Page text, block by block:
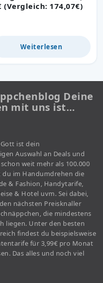
(Vergleich: 174,07€)
Weiterlesen
Deine
mit uns ist…
ist dein
Auswahl an Deals und
weit mehr als 100.000
du im Handumdrehen die
& Fashion, Handytarife,
& Hotel uvm. Sei dabei,
nächsten Preisknaller
die mindestens
liegen. Unter den besten
findest du beispielsweise
für 3,99€ pro Monat
Das alles und noch viel